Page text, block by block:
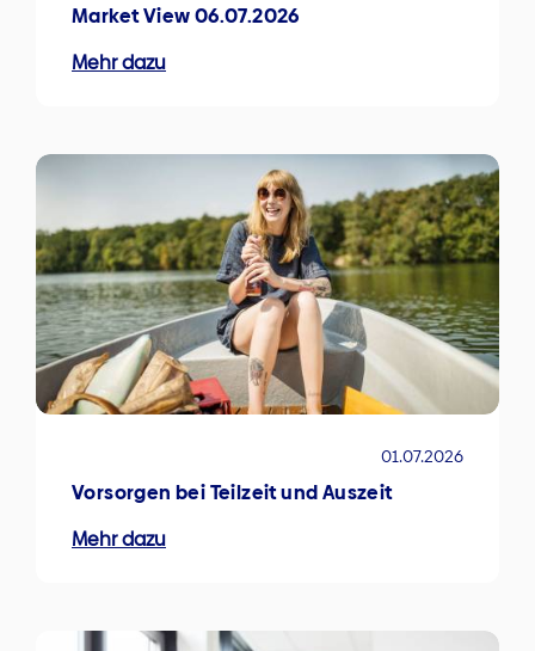
Market View 06.07.2026
Mehr dazu
01.07.2026
Vorsorgen bei Teilzeit und Auszeit
Mehr dazu